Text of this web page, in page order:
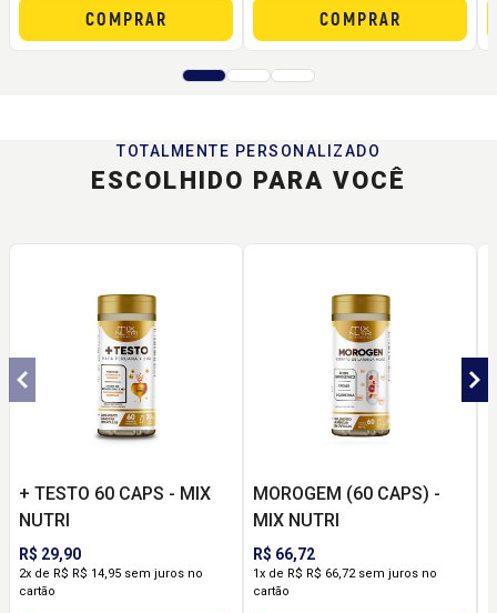
COMPRAR COMPRAR
TOTALMENTE PERSONALIZADO
ESCOLHIDO PARA VOCÊ
+ TESTO 60 CAPS - MIX
NUTRI
R$ 29,90
2x de R$ R$ 14,95 sem juros no
cartão
MOROGEM (60 CAPS) -
MIX NUTRI
R$ 66,72
1x de R$ R$ 66,72 sem juros no
cartão